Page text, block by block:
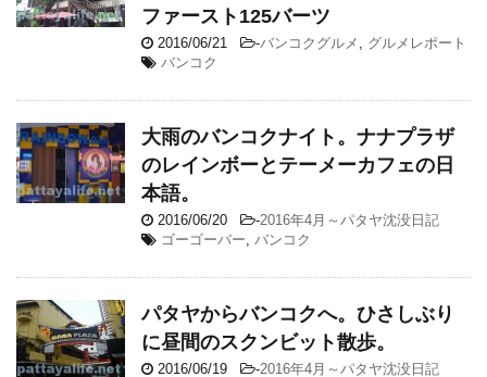
ファースト125バーツ
2016/06/21 -バンコクグルメ
グルメレポート
バンコク
大雨のバンコクナイト。ナナプラザ
のレインボーとテーメーカフェの日
本語。
2016/06/20 -2016年4月～パタヤ沈没日記
ゴーゴーバー
バンコク
パタヤからバンコクへ。ひさしぶり
に昼間のスクンビット散歩。
2016/06/19 -2016年4月～パタヤ沈没日記